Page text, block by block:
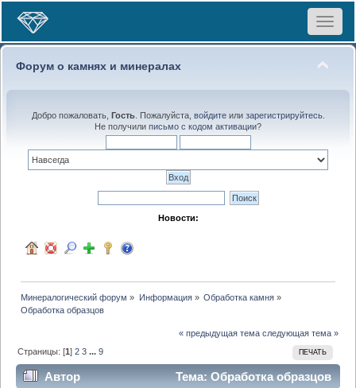
Toggle
Форум о камнях и минералах
Добро пожаловать, Гость. Пожалуйста, войдитеили зарегистрируйтесь.
Не получили письмо с кодом активации?
Новости:
Минералогический форум » Информация» Обработка камня»
Обработка образцов
« предыдущая тема следующая тема »
ПЕЧАТЬ
Страницы: [1]2 3 ...9
Автор
Тема: Обработка образцов